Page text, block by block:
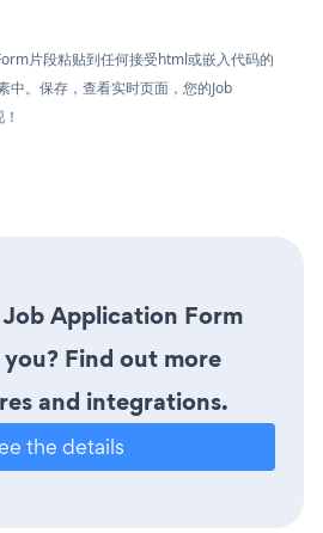
片段粘贴到任何接受html或嵌入代码的
。保存，查看实时页面，您的Job
Application Form
Find out more
and integrations.
the details